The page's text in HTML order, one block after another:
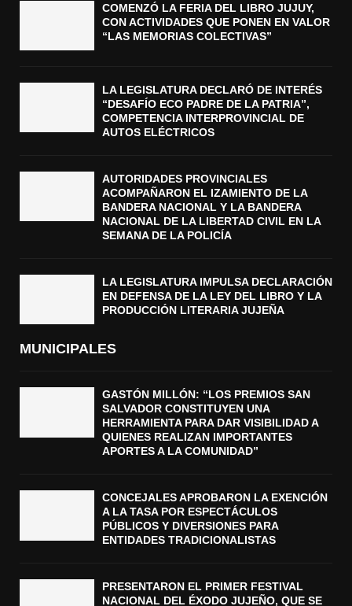
COMENZÓ LA FERIA DEL LIBRO JUJUY,
CON ACTIVIDADES QUE PONEN EN VALOR
“LAS MEMORIAS COLECTIVAS”
LA LEGISLATURA DECLARÓ DE INTERÉS
“DESAFÍO ECO PADRE DE LA PATRIA”,
COMPETENCIA INTERPROVINCIAL DE
AUTOS ELÉCTRICOS
AUTORIDADES PROVINCIALES
ACOMPAÑARON EL IZAMIENTO DE LA
BANDERA NACIONAL Y LA BANDERA
NACIONAL DE LA LIBERTAD CIVIL EN LA
SEMANA DE LA POLICÍA
LA LEGISLATURA IMPULSA DECLARACIÓN
EN DEFENSA DE LA LEY DEL LIBRO Y LA
PRODUCCIÓN LITERARIA JUJEÑA
MUNICIPALES
GASTÓN MILLÓN: “LOS PREMIOS SAN
SALVADOR CONSTITUYEN UNA
HERRAMIENTA PARA DAR VISIBILIDAD A
QUIENES REALIZAN IMPORTANTES
APORTES A LA COMUNIDAD”
CONCEJALES APROBARON LA EXENCIÓN
A LA TASA POR ESPECTÁCULOS
PÚBLICOS Y DIVERSIONES PARA
ENTIDADES TRADICIONALISTAS
PRESENTARON EL PRIMER FESTIVAL
NACIONAL DEL ÉXODO JUJEÑO, QUE SE